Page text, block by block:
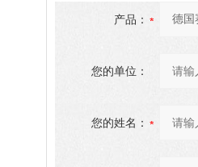
产品：
您的单位：
您的姓名：